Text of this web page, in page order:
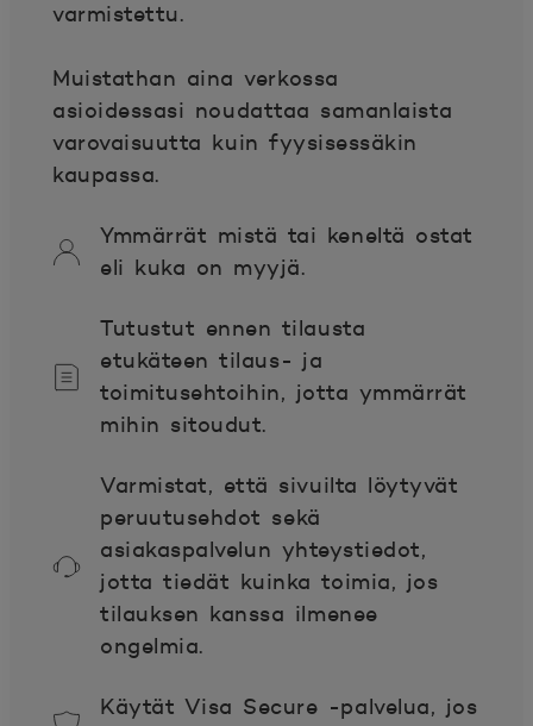
varmistettu.
Muistathan aina verkossa
asioidessasi noudattaa samanlaista
varovaisuutta kuin fyysisessäkin
kaupassa.
Ymmärrät mistä tai keneltä ostat
eli kuka on myyjä.
Tutustut ennen tilausta
etukäteen tilaus- ja
toimitusehtoihin, jotta ymmärrät
mihin sitoudut.
Varmistat, että sivuilta löytyvät
peruutusehdot sekä
asiakaspalvelun yhteystiedot,
jotta tiedät kuinka toimia, jos
tilauksen kanssa ilmenee
ongelmia.
Käytät Visa Secure -palvelua, jos